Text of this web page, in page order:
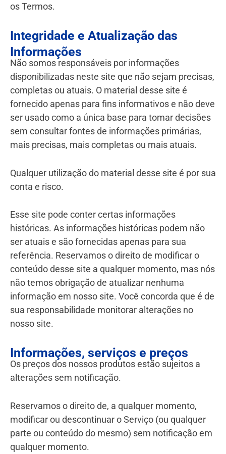
os Termos.
Integridade e Atualização das
Informações
Não somos responsáveis por informações
disponibilizadas neste site que não sejam precisas,
completas ou atuais. O material desse site é
fornecido apenas para fins informativos e não deve
ser usado como a única base para tomar decisões
sem consultar fontes de informações primárias,
mais precisas, mais completas ou mais atuais.
Qualquer utilização do material desse site é por sua
conta e risco.
Esse site pode conter certas informações
históricas. As informações históricas podem não
ser atuais e são fornecidas apenas para sua
referência. Reservamos o direito de modificar o
conteúdo desse site a qualquer momento, mas nós
não temos obrigação de atualizar nenhuma
informação em nosso site. Você concorda que é de
sua responsabilidade monitorar alterações no
nosso site.
Informações, serviços e preços
Os preços dos nossos produtos estão sujeitos a
alterações sem notificação.
Reservamos o direito de, a qualquer momento,
modificar ou descontinuar o Serviço (ou qualquer
parte ou conteúdo do mesmo) sem notificação em
qualquer momento.